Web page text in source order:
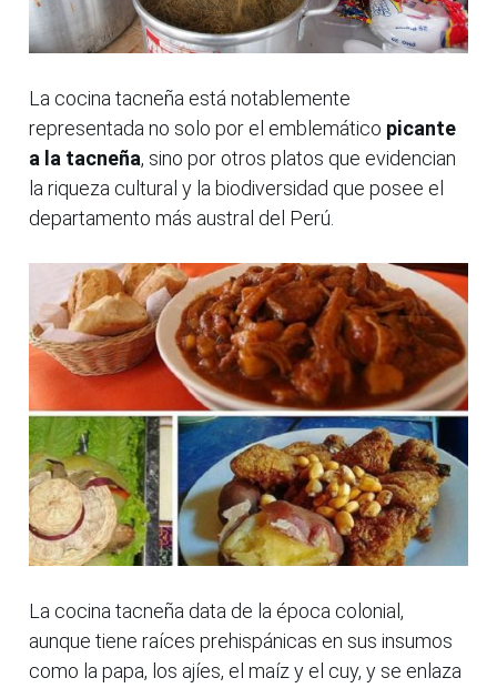
La cocina tacneña está notablemente
representada no solo por el emblemático picante
a la tacneña, sino por otros platos que evidencian
la riqueza cultural y la biodiversidad que posee el
departamento más austral del Perú.
La cocina tacneña data de la época colonial,
aunque tiene raíces prehispánicas en sus insumos
como la papa, los ajíes, el maíz y el cuy, y se enlaza